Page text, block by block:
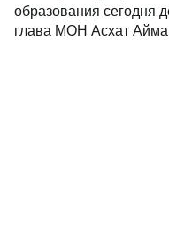
образования сегодня
глава МОН Асхат